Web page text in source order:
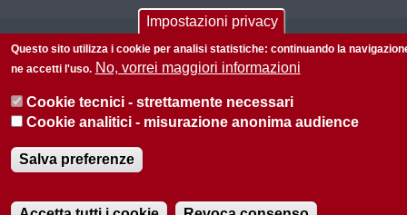
© 2026 Università di Padova - Tutti i diritti riservati
P.I. 00742430283 C.F. 80006480281
Informazioni su questo sito Privacy policy
Impostazioni privacy
Questo sito utilizza i cookie per analisi statistiche: continuando la
ne accetti l'uso. No, vorrei maggiori informazioni
Cookie tecnici - strettamente necessari
Cookie analitici - misurazione anonima audience
Salva preferenze